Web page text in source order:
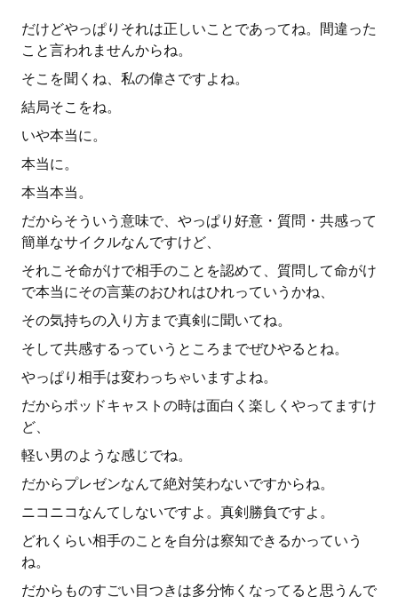
だけどやっぱりそれは正しいことであってね。間違った
こと言われませんからね。
そこを聞くね、私の偉さですよね。
結局そこをね。
いや本当に。
本当に。
本当本当。
だからそういう意味で、やっぱり好意・質問・共感って
簡単なサイクルなんですけど、
それこそ命がけで相手のことを認めて、質問して命がけ
で本当にその言葉のおひれはひれっていうかね、
その気持ちの入り方まで真剣に聞いてね。
そして共感するっていうところまでぜひやるとね。
やっぱり相手は変わっちゃいますよね。
だからポッドキャストの時は面白く楽しくやってますけ
ど、
軽い男のような感じでね。
だからプレゼンなんて絶対笑わないですからね。
ニコニコなんてしないですよ。真剣勝負ですよ。
どれくらい相手のことを自分は察知できるかっていう
ね。
だからものすごい目つきは多分怖くなってると思うんで